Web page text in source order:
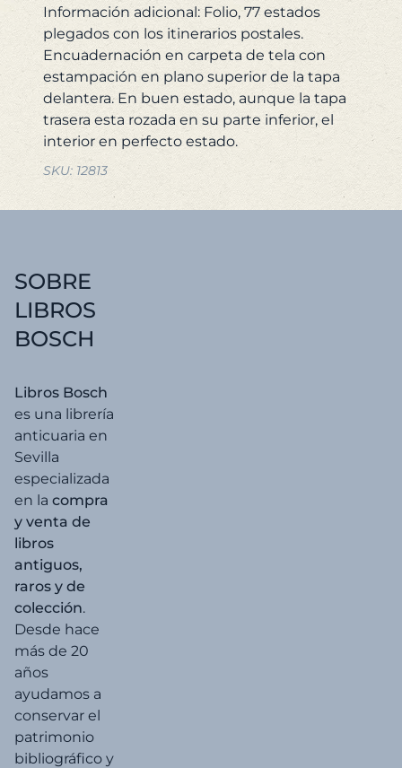
Información adicional: Folio, 77 estados
plegados con los itinerarios postales.
Encuadernación en carpeta de tela con
estampación en plano superior de la tapa
delantera. En buen estado, aunque la tapa
trasera esta rozada en su parte inferior, el
SKU: 12813
SOBRE
LIBROS
BOSCH
Libros Bosch
es una librería
anticuaria en
Sevilla
especializada
en la compra
y venta de
libros
antiguos,
raros y de
colección.
Desde hace
más de 20
años
ayudamos a
conservar el
patrimonio
bibliográfico y